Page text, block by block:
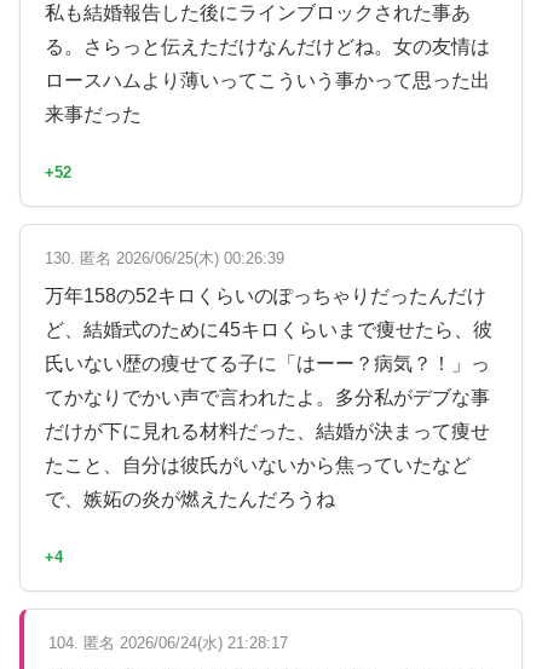
私も結婚報告した後にラインブロックされた事あ
る。さらっと伝えただけなんだけどね。女の友情は
ロースハムより薄いってこういう事かって思った出
来事だった
+52
130. 匿名 2026/06/25(木) 00:26:39
万年158の52キロくらいのぽっちゃりだったんだけ
ど、結婚式のために45キロくらいまで痩せたら、彼
氏いない歴の痩せてる子に「はーー？病気？！」っ
てかなりでかい声で言われたよ。多分私がデブな事
だけが下に見れる材料だった、結婚が決まって痩せ
たこと、自分は彼氏がいないから焦っていたなど
で、嫉妬の炎が燃えたんだろうね
+4
104. 匿名 2026/06/24(水) 21:28:17